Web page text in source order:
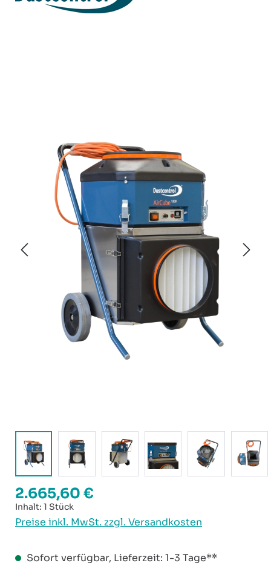
Regulärer Preis:
2.665,60 €
Inhalt: 1 Stück
Preise inkl. MwSt. zzgl. Versandkosten
Sofort verfügbar, Lieferzeit: 1-3 Tage**